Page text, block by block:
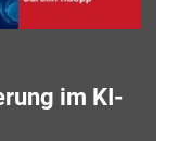
im KI-